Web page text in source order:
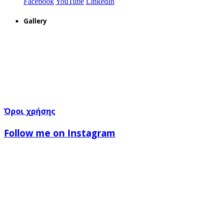
Gallery
Όροι χρήσης
Follow me on Instagram